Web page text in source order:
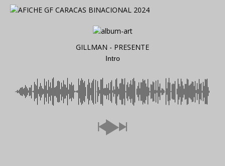
GILLMAN - PRESENTE
Intro